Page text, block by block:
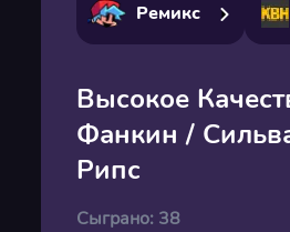
Ремикс
Высокое
Фанкин /
Рипс
Сыграно: 38